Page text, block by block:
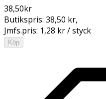
38,50kr
Butikspris: 38,50 kr,
Jmfs.pris: 1,28 kr / styck
Köp